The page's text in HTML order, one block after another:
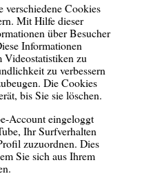
verschiedene Cookies
Mit Hilfe dieser
über Besucher
Informationen
Videostatistiken zu
zu verbessern
Die Cookies
bis Sie sie löschen.
Account eingeloggt
Ihr Surfverhalten
zuzuordnen. Dies
Sie sich aus Ihrem